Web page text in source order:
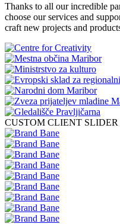
Thanks to all our incredible
choose our services and
craft new projects and
CUSTOM CLIENT